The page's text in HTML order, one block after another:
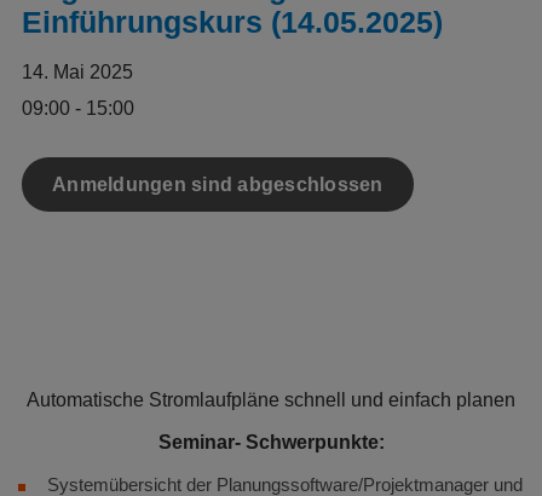
Einführungskurs (14.05.2025)
14. Mai 2025
09:00 - 15:00
Anmeldungen sind abgeschlossen
Automatische Stromlaufpläne schnell und einfach planen
Seminar- Schwerpunkte:
Systemübersicht der Planungssoftware/Projektmanager und